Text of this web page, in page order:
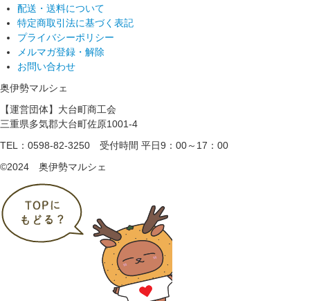
配送・送料について
特定商取引法に基づく表記
プライバシーポリシー
メルマガ登録・解除
お問い合わせ
奥伊勢マルシェ
【運営団体】大台町商工会
三重県多気郡大台町佐原1001-4
TEL：0598-82-3250 受付時間 平日9：00～17：00
©2024 奥伊勢マルシェ